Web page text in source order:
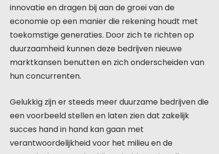
innovatie en dragen bij aan de groei van de
economie op een manier die rekening houdt met
toekomstige generaties. Door zich te richten op
duurzaamheid kunnen deze bedrijven nieuwe
marktkansen benutten en zich onderscheiden van
hun concurrenten.
Gelukkig zijn er steeds meer duurzame bedrijven die
een voorbeeld stellen en laten zien dat zakelijk
succes hand in hand kan gaan met
verantwoordelijkheid voor het milieu en de